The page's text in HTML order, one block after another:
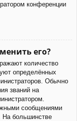
конференции
его?
количество
определённых
Обычно
званий на
сообщениями
На большинстве